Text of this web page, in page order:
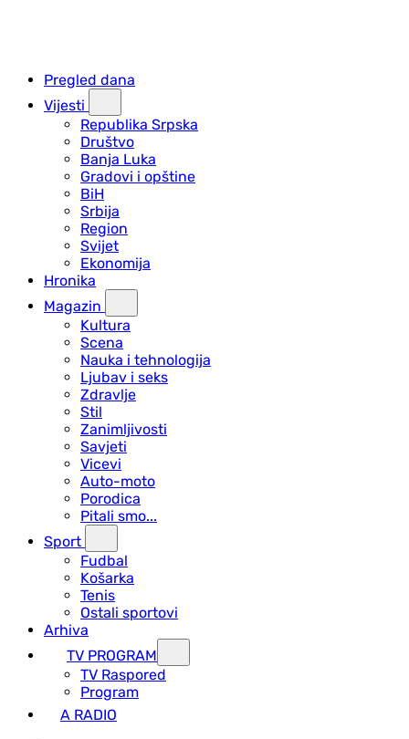
Pregled dana
Vijesti
Republika Srpska
Društvo
Banja Luka
Gradovi i opštine
BiH
Srbija
Region
Svijet
Ekonomija
Hronika
Magazin
Kultura
Scena
Nauka i tehnologija
Ljubav i seks
Zdravlje
Stil
Zanimljivosti
Savjeti
Vicevi
Auto-moto
Porodica
Pitali smo...
Sport
Fudbal
Košarka
Tenis
Ostali sportovi
Arhiva
TV PROGRAM
ТV Raspored
Program
A RADIO